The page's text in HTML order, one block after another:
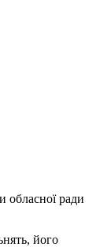
обласної ради
його